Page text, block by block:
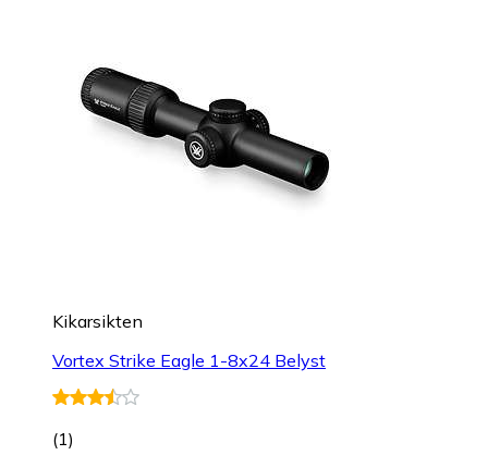
Kikarsikten
Vortex Strike Eagle 1-8x24 Belyst
(1)